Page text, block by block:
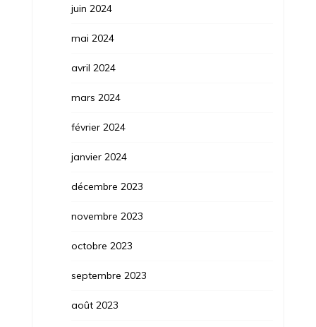
juin 2024
mai 2024
avril 2024
mars 2024
février 2024
janvier 2024
décembre 2023
novembre 2023
octobre 2023
septembre 2023
août 2023